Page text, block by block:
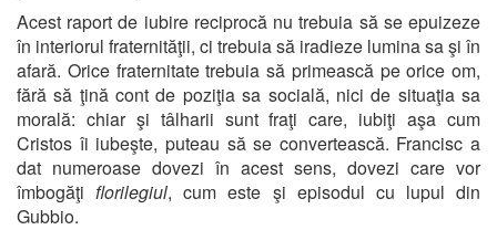
Acest raport de iubire reciprocă nu trebuia să se epuizeze
în interiorul fraternităţii, ci trebuia să iradieze lumina sa şi în
afară. Orice fraternitate trebuia să primească pe orice om,
fără să ţină cont de poziţia sa socială, nici de situaţia sa
morală: chiar şi tâlharii sunt fraţi care, iubiţi aşa cum
Cristos îi iubeşte, puteau să se convertească. Francisc a
dat numeroase dovezi în acest sens, dovezi care vor
îmbogăţi florilegiul, cum este şi episodul cu lupul din
Gubbio.